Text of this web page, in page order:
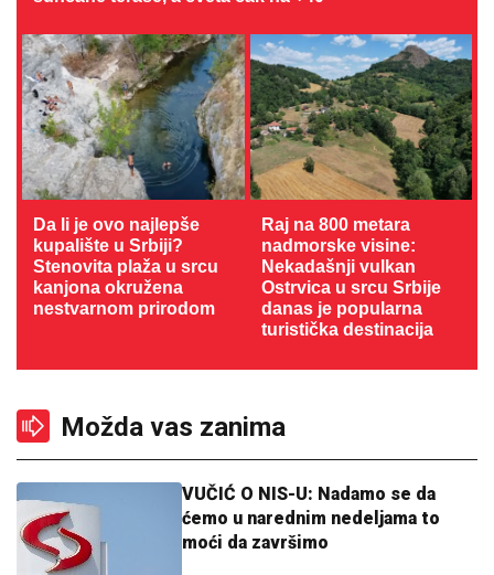
Da li je ovo najlepše
kupalište u Srbiji?
Stenovita plaža u srcu
kanjona okružena
nestvarnom prirodom
Raj na 800 metara
nadmorske visine:
Nekadašnji vulkan
Ostrvica u srcu Srbije
danas je popularna
turistička destinacija
Možda vas zanima
VUČIĆ O NIS-U: Nadamo se da
ćemo u narednim nedeljama to
moći da završimo